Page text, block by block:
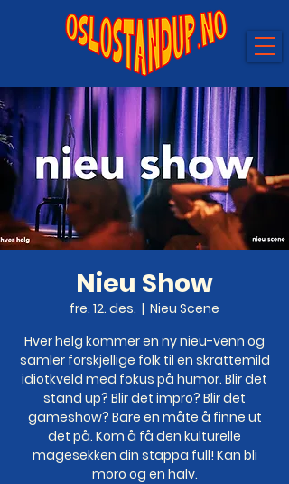
Nieu Show
fre. 12. des.
  |
Nieu Scene
Hver helg kommer en ny nieu-venn og
samler forskjellige folk til en skrattemild
idiotkveld med fokus på humor. Blir det
stand up? Blir det impro? Blir det
gameshow? Bare en måte å finne ut
det på. Kom å få den kulturelle
magesekken din stappa full! Kan bli
moro og en halv.